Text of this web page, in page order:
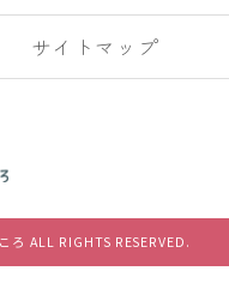
サイトマップ
ALL RIGHTS RESERVED.